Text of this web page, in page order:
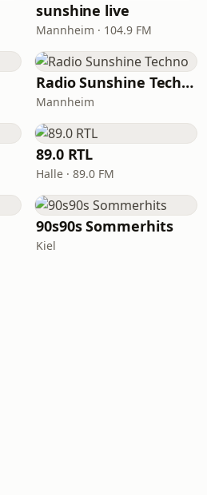
sunshine live
Mannheim · 104.9 FM
Radio Sunshine Techno
Mannheim
89.0 RTL
Halle · 89.0 FM
90s90s Sommerhits
Kiel